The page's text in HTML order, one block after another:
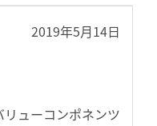
2019年5月14日
ューコンポネンツ